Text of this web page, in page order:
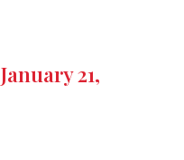
January 21,